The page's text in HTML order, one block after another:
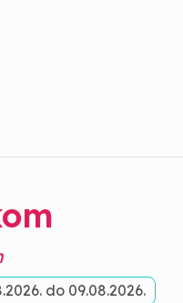
do 09.08.2026.